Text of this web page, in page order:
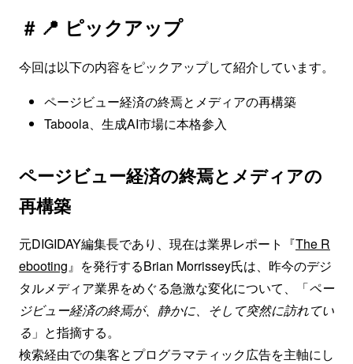
# 📍 ピックアップ
今回は以下の内容をピックアップして紹介しています。
ページビュー経済の終焉とメディアの再構築
Taboola、生成AI市場に本格参入
ページビュー経済の終焉とメディアの
再構築
元DIGIDAY編集長であり、現在は業界レポート『The R
ebooting』を発行するBrian Morrissey氏は、昨今のデジ
タルメディア業界をめぐる急激な変化について、「ペー
ジビュー経済の終焉が、静かに、そして突然に訪れてい
る 」と指摘する。
検索経由での集客とプログラマティック広告を主軸にし